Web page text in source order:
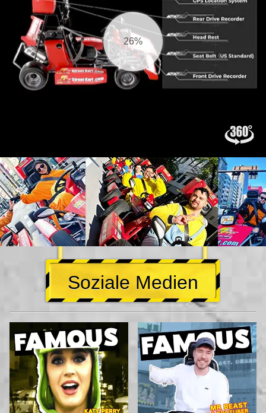
27%
Soziale Medien